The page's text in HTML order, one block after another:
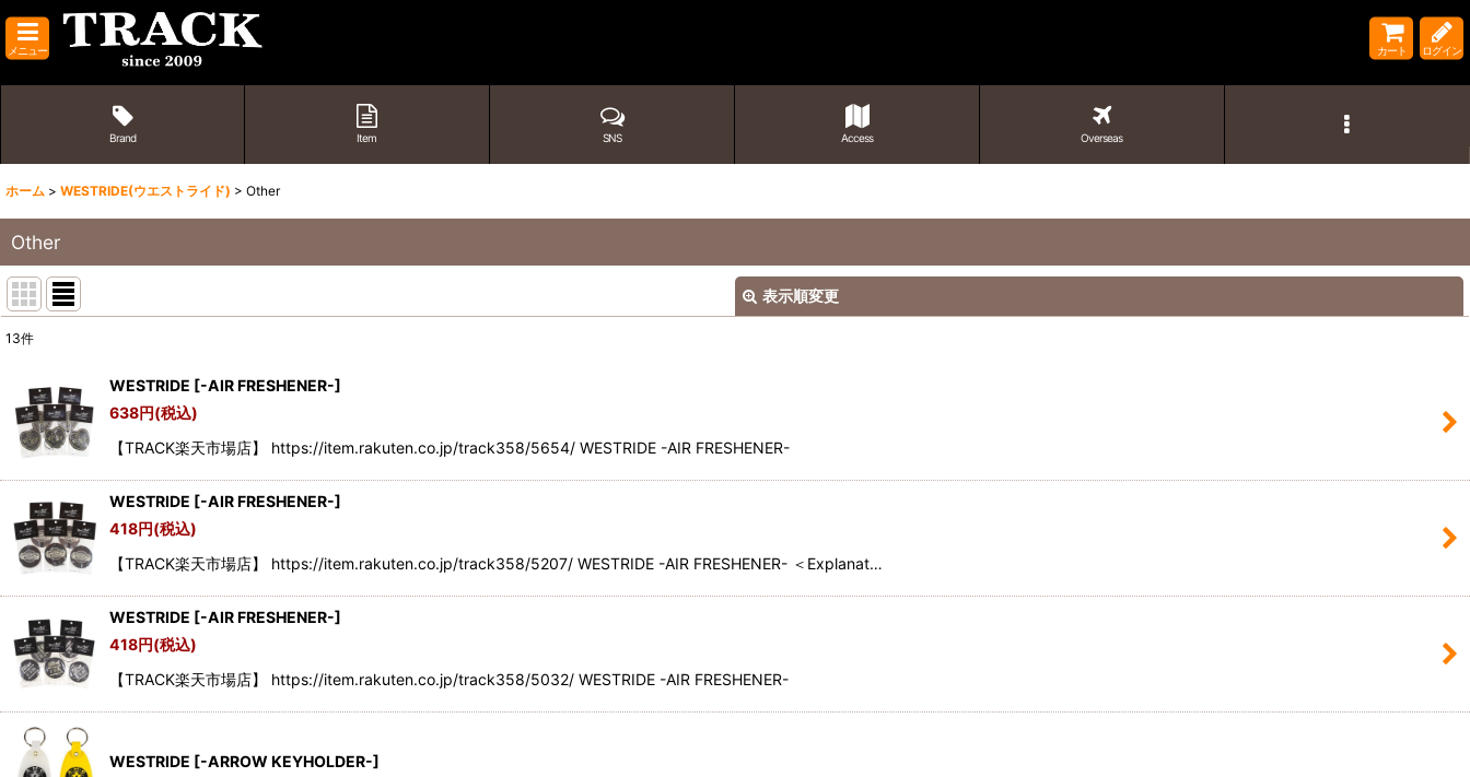
メニュー カート ログイン
Brand Item SNS Access Overseas
ホーム > WESTRIDE(ウエストライド) > Other
Other
表示順変更
並び順:
絞り込む
13件
WESTRIDE [-AIR FRESHENER-]
638円(税込)
【TRACK楽天市場店】 https://item.rakuten.co.jp/track358/5654/ WESTRIDE -AIR FRESHENER-
WESTRIDE [-AIR FRESHENER-]
418円(税込)
【TRACK楽天市場店】 https://item.rakuten.co.jp/track358/5207/ WESTRIDE -AIR FRESHENER- ＜Explanat…
WESTRIDE [-AIR FRESHENER-]
418円(税込)
【TRACK楽天市場店】 https://item.rakuten.co.jp/track358/5032/ WESTRIDE -AIR FRESHENER-
WESTRIDE [-ARROW KEYHOLDER-]